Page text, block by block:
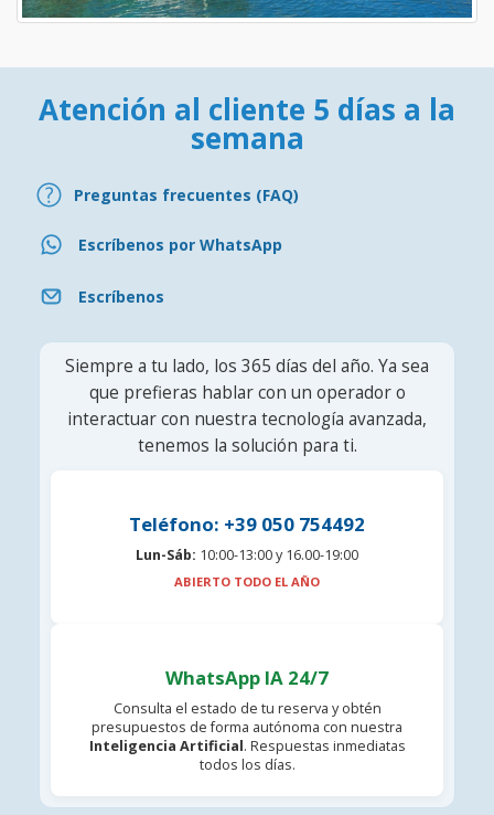
Atención al cliente 5 días a la
semana
Preguntas frecuentes (FAQ)
Escríbenos por WhatsApp
Escríbenos
Siempre a tu lado, los 365 días del año. Ya sea
que prefieras hablar con un operador o
interactuar con nuestra tecnología avanzada,
tenemos la solución para ti.
Teléfono: +39 050 754492
Lun-Sáb: 10:00-13:00 y 16.00-19:00
ABIERTO TODO EL AÑO
WhatsApp IA 24/7
Consulta el estado de tu reserva y obtén
presupuestos de forma autónoma con nuestra
Inteligencia Artificial. Respuestas inmediatas
todos los días.